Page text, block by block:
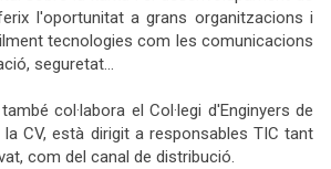
l'oportunitat a grans organitzacions i
tecnologies com les comunicacions
seguretat...
col·labora el Col·legi d'Enginyers de
CV, està dirigit a responsables TIC tant
com del canal de distribució.